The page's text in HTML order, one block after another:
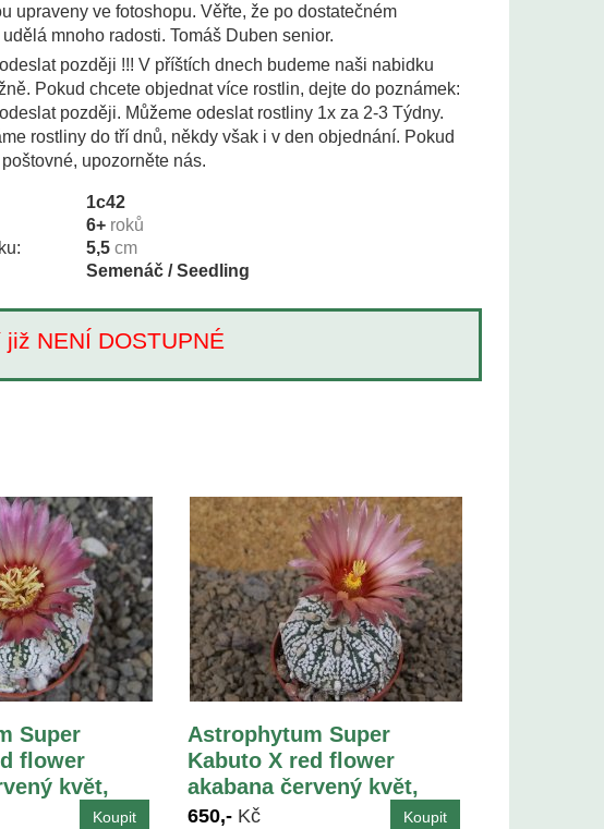
upraveny ve fotoshopu. Věřte, že po dostatečném
mnoho radosti. Tomáš Duben senior.
později !!! V příštích dnech budeme naši nabidku
Pokud chcete objednat více rostlin, dejte do poznámek:
později. Můžeme odeslat rostliny 1x za 2-3 Týdny.
rostliny do tří dnů, někdy však i v den objednání. Pokud
upozorněte nás.
1c42
6+ roků
5,5 cm
Semenáč / Seedling
NENÍ DOSTUPNÉ
Super
flower
květ,
Astrophytum Super
Kabuto X red flower
akabana červený květ,
květináč 5,5 cm
650,- Kč